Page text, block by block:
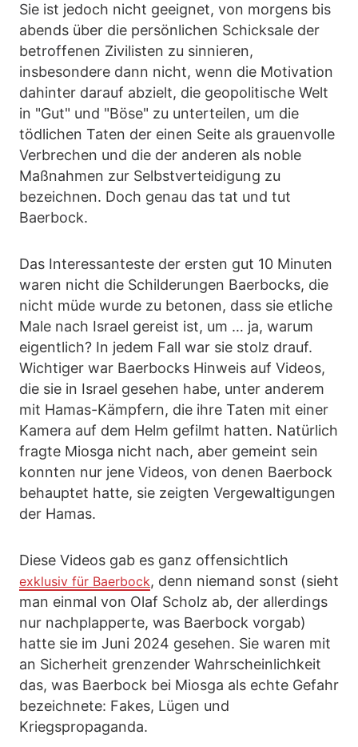
Sie ist jedoch nicht geeignet, von morgens bis
abends über die persönlichen Schicksale der
betroffenen Zivilisten zu sinnieren,
insbesondere dann nicht, wenn die Motivation
dahinter darauf abzielt, die geopolitische Welt
in "Gut" und "Böse" zu unterteilen, um die
tödlichen Taten der einen Seite als grauenvolle
Verbrechen und die der anderen als noble
Maßnahmen zur Selbstverteidigung zu
bezeichnen. Doch genau das tat und tut
Baerbock.
Das Interessanteste der ersten gut 10 Minuten
waren nicht die Schilderungen Baerbocks, die
nicht müde wurde zu betonen, dass sie etliche
Male nach Israel gereist ist, um … ja, warum
eigentlich? In jedem Fall war sie stolz drauf.
Wichtiger war Baerbocks Hinweis auf Videos,
die sie in Israel gesehen habe, unter anderem
mit Hamas-Kämpfern, die ihre Taten mit einer
Kamera auf dem Helm gefilmt hatten. Natürlich
fragte Miosga nicht nach, aber gemeint sein
konnten nur jene Videos, von denen Baerbock
behauptet hatte, sie zeigten Vergewaltigungen
der Hamas.
Diese Videos gab es ganz offensichtlich
exklusiv für Baerbock, denn niemand sonst (sieht
man einmal von Olaf Scholz ab, der allerdings
nur nachplapperte, was Baerbock vorgab)
hatte sie im Juni 2024 gesehen. Sie waren mit
an Sicherheit grenzender Wahrscheinlichkeit
das, was Baerbock bei Miosga als echte Gefahr
bezeichnete: Fakes, Lügen und
Kriegspropaganda.